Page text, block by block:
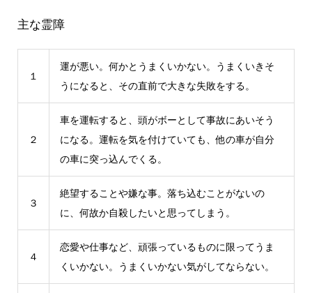
主な霊障
１
運が悪い。何かとうまくいかない。うまくいきそ
うになると、その直前で大きな失敗をする。
２
車を運転すると、頭がボーとして事故にあいそう
になる。運転を気を付けていても、他の車が自分
の車に突っ込んでくる。
３
絶望することや嫌な事。落ち込むことがないの
に、何故か自殺したいと思ってしまう。
４
恋愛や仕事など、頑張っているものに限ってうま
くいかない。うまくいかない気がしてならない。